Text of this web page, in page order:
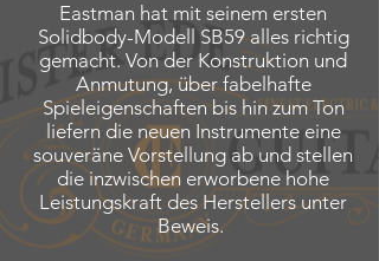
Eastman hat mit seinem ersten
Solidbody-Modell SB59 alles richtig
gemacht. Von der Konstruktion und
Anmutung, über fabelhafte
Spieleigenschaften bis hin zum Ton
liefern die neuen Instrumente eine
souveräne Vorstellung ab und stellen
die inzwischen erworbene hohe
Leistungskraft des Herstellers unter
Beweis.